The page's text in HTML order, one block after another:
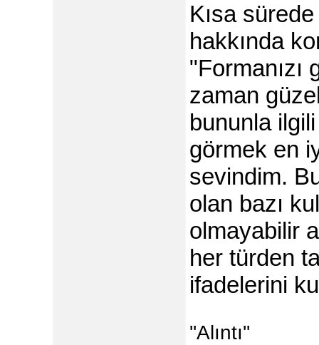
Kısa
hakkında
"Formanızı
zaman
bununla
görmek en
sevindim.
olan bazı
olmayabilir
her türden
ifadelerini
''Alıntı''